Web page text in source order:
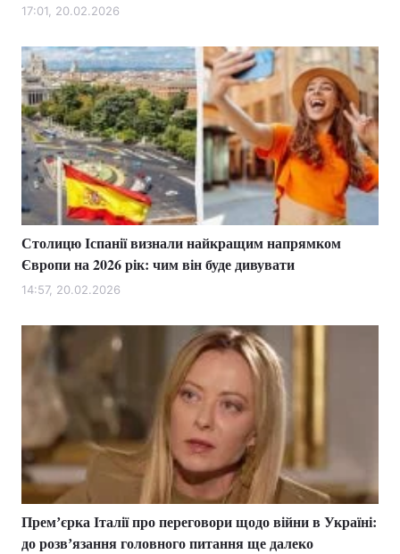
17:01, 20.02.2026
Столицю Іспанії визнали найкращим напрямком
Європи на 2026 рік: чим він буде дивувати
14:57, 20.02.2026
Премʼєрка Італії про переговори щодо війни в Україні:
до розвʼязання головного питання ще далеко